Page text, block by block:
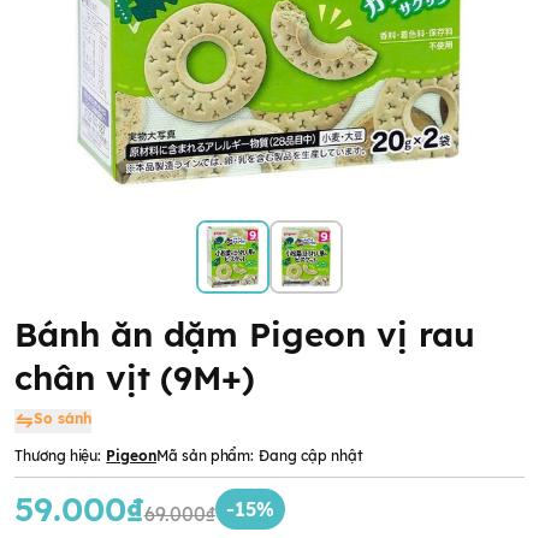
Bánh ăn dặm Pigeon vị rau
chân vịt (9M+)
So sánh
Thương hiệu: PigeonMã sản phẩm: Đang cập nhật
59.000₫69.000₫ -15%